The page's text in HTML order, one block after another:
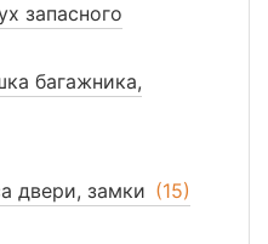
запасного
багажника,
двери, замки (15)